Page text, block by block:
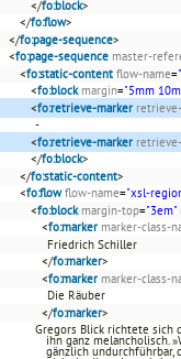
</fo:block>
</fo:flow>
</fo:page-sequence>
<fo:page-sequence master-
<fo:static-content flow-name=
<fo:block margin="5mm
<fo:retrieve-marker
-
<fo:retrieve-marker
</fo:block>
</fo:static-content>
<fo:flow flow-name="xsl-
<fo:block margin-top="3em"
<fo:marker marker-class-
Friedrich Schiller
</fo:marker>
<fo:marker marker-class-
Die Räuber
</fo:marker>
Gregors Blick richtete sich
ihn ganz melancholisch.
gänzlich undurchführbar,